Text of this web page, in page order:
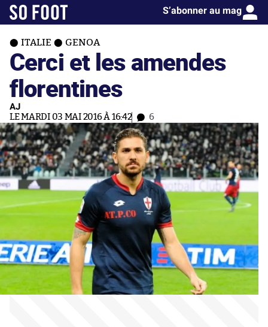
S’abonner au mag
ITALIE GENOA
Cerci et les amendes
florentines
AJ
LE MARDI 03 MAI 2016 À 16:42 6